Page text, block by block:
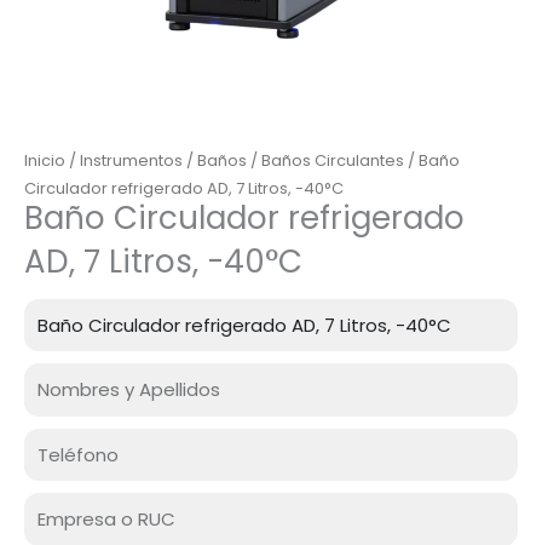
Inicio /Instrumentos /Baños /Baños Circulantes / Baño
Circulador refrigerado AD, 7 Litros, -40°C
Baño Circulador refrigerado
AD, 7 Litros, -40°C